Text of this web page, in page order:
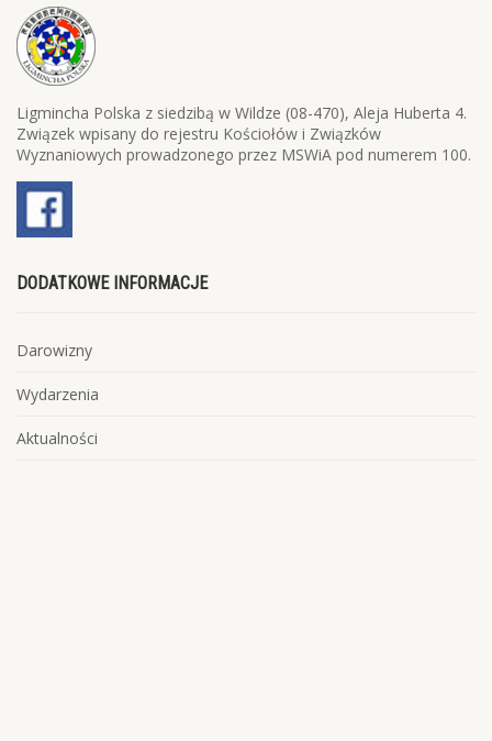
Ligmincha Polska z siedzibą w Wildze (08-470), Aleja Huberta 4.
Związek wpisany do rejestru Kościołów i Związków
Wyznaniowych prowadzonego przez MSWiA pod numerem 100.
DODATKOWE INFORMACJE
Darowizny
Wydarzenia
Aktualności